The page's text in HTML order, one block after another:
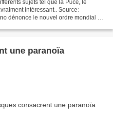
sujets tel que la Puce, le
intéressant.. Source:
dénonce le nouvel ordre mondial et
une paranoïa